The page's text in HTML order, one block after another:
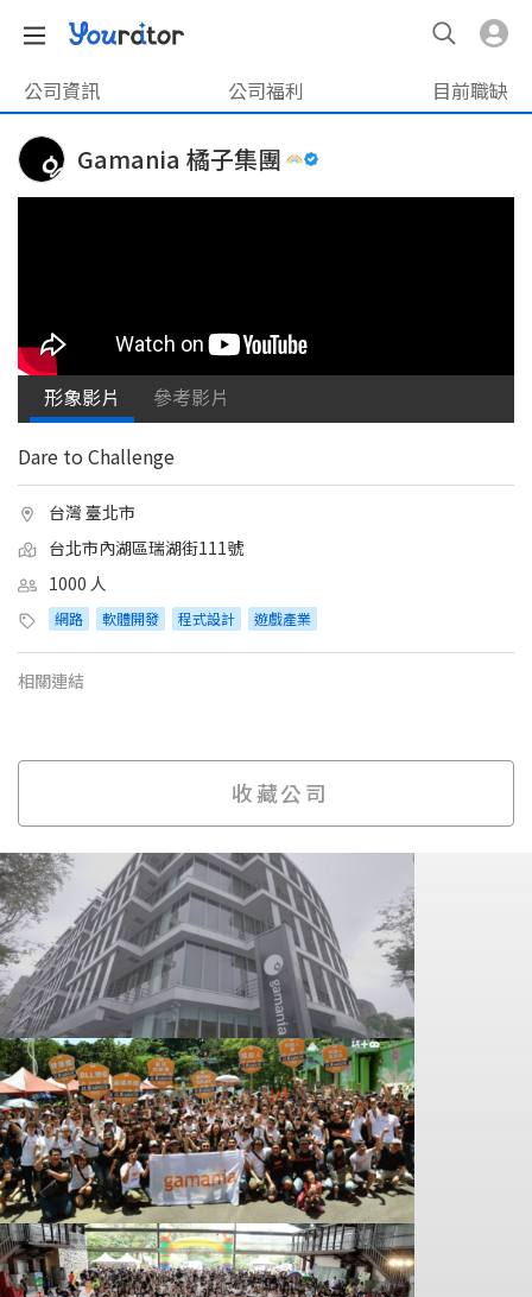
公司資訊 公司福利 目前職缺
Gamania 橘子集團
形象影片 參考影片
Dare to Challenge
台灣 臺北市
台北市內湖區瑞湖街111號
1000 人
網路 軟體開發 程式設計 遊戲產業
相關連結
收藏公司